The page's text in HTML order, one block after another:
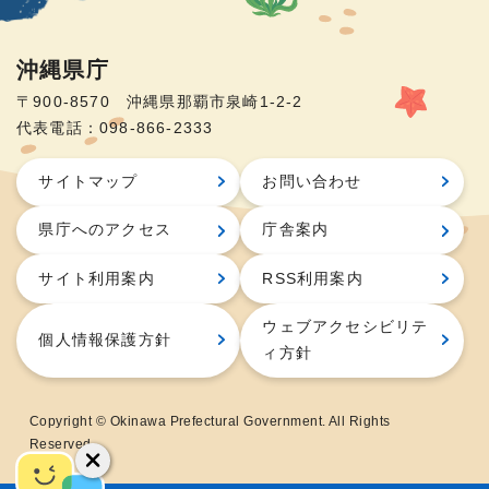
沖縄県庁
〒900-8570 沖縄県那覇市泉崎1-2-2
代表電話：098-866-2333
サイトマップ お問い合わせ
県庁へのアクセス 庁舎案内
サイト利用案内 RSS利用案内
個人情報保護方針
ウェブアクセシビリテ
ィ方針
Copyright © Okinawa Prefectural Government. All Rights
Reserved.